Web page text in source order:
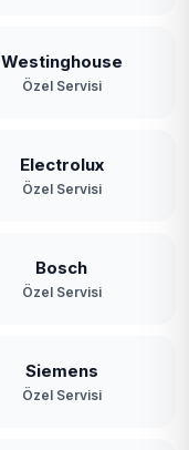
Westinghouse
Özel Servisi
Electrolux
Özel Servisi
Bosch
Özel Servisi
Siemens
Özel Servisi